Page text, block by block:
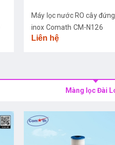
Máy lọc nước RO cây đứng
inox Comath CM-N126
Liên hệ
Màng lọc Đài